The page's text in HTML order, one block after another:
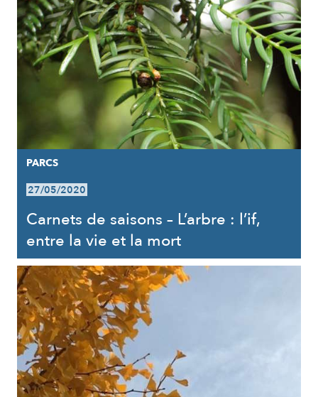
PARCS
27/05/2020
Carnets de saisons – L’arbre : l’if,
entre la vie et la mort